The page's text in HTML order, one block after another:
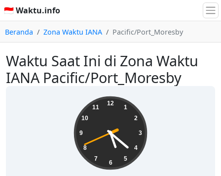
🇮🇩 Waktu.info
Beranda Zona Waktu IANA Pacific/Port_Moresby
Waktu Saat Ini di Zona Waktu
IANA Pacific/Port_Moresby
12
1
2
3
4
5
6
7
8
9
10
11